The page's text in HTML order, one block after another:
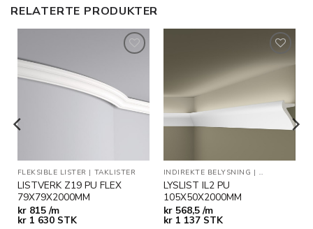
RELATERTE PRODUKTER
ønskeliste
FLEKSIBLE LISTER | TAKLISTER
LISTVERK Z19 PU FLEX
79X79X2000MM
kr815 /m
kr1 630 STK
INDIREKTE BELYSNING | TAKLISTER
LYSLIST IL2 PU
105X50X2000MM
kr568,5 /m
kr1 137 STK
|TAKLISTER